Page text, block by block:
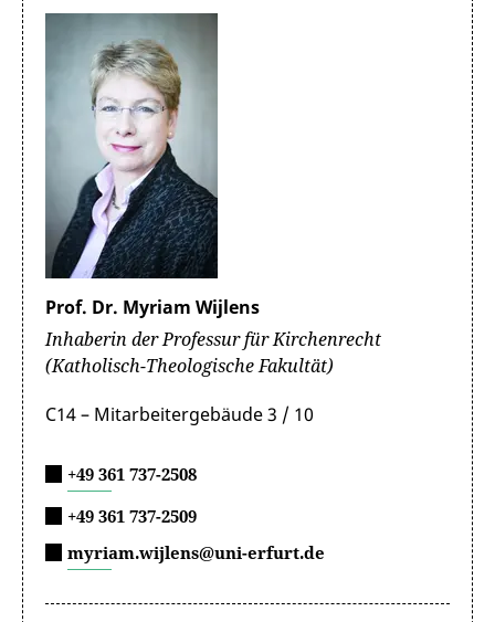
Prof. Dr. Myriam Wijlens
Inhaberin der Professur für Kirchenrecht
(Katholisch-Theologische Fakultät)
C14 – Mitarbeitergebäude 3 / 10
+49 361 737-2508
+49 361 737-2509
myriam.wijlens@uni-erfurt.de